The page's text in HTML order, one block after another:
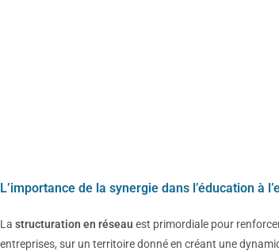
L’importance de la synergie dans l’éducation à
La structuration en réseau est primordiale pour
entreprises, sur un territoire donné en créant une